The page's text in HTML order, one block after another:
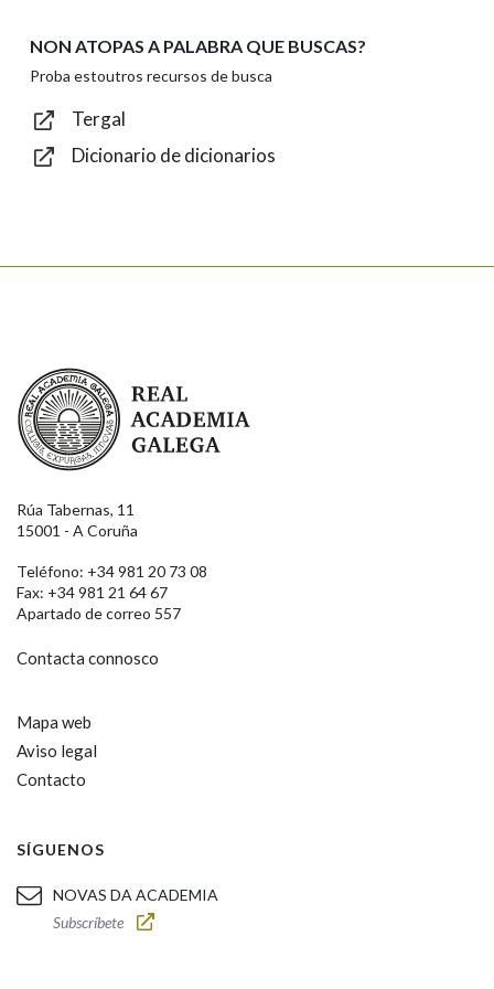
Texto de verificación
NON ATOPAS A PALABRA QUE BUSCAS?
Proba estoutros recursos de busca
Tergal
Dicionario de dicionarios
Real Academia Galega
Rúa Tabernas, 11
15001 - A Coruña
Teléfono: +34 981 20 73 08
Fax: +34 981 21 64 67
Apartado de correo 557
Contacta connosco
Mapa web
Aviso legal
Contacto
SÍGUENOS
NOVAS DA ACADEMIA
Subscríbete